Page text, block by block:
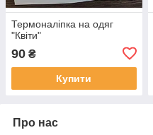
Термоналіпка на одяг
"Квіти"
90 ₴
Купити
Про нас